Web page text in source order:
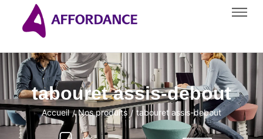
tabouret assis-debout
Accueil / Nos produits / tabouret assis-debout